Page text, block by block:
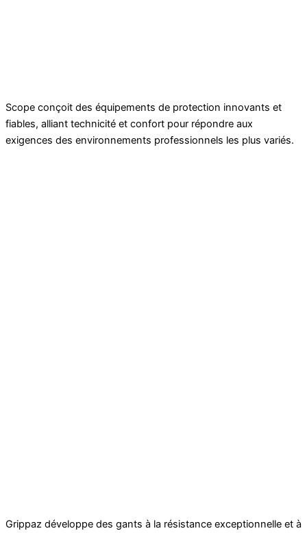
Scope conçoit des équipements de protection innovants et
fiables, alliant technicité et confort pour répondre aux
exigences des environnements professionnels les plus variés.
Grippaz développe des gants à la résistance exceptionnelle et à